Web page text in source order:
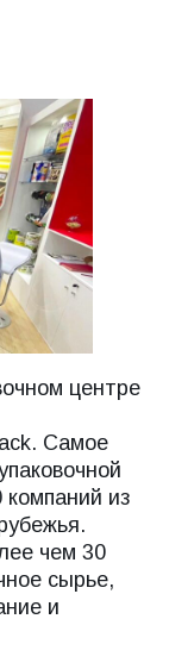
центре
Самое
из
чем 30
сырье,
и